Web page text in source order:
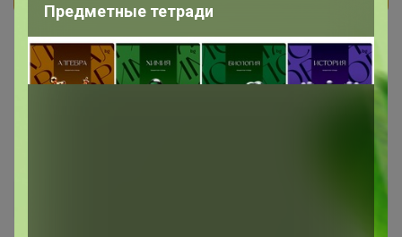
Главная
Регистрация
Предметные тетради